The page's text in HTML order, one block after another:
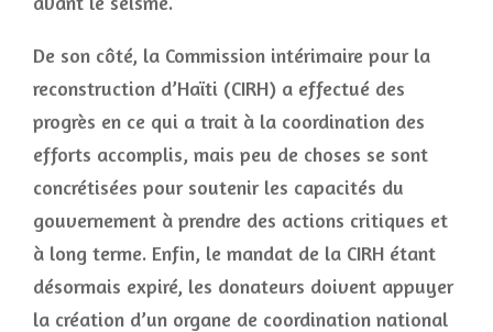
De son côté, la Commission intérimaire pour la
reconstruction d’Haïti (CIRH) a effectué des
progrès en ce qui a trait à la coordination des
efforts accomplis, mais peu de choses se sont
concrétisées pour soutenir les capacités du
gouvernement à prendre des actions critiques et
à long terme. Enfin, le mandat de la CIRH étant
désormais expiré, les donateurs doivent appuyer
la création d’un organe de coordination national